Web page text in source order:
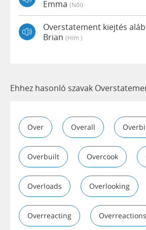
Emma (női)
Overstatement kiejtés
Brian (hím )
Ehhez hasonló szavak
Over Overall
Overbuilt Overcook
Overloads Overlooking
Overreacting Overreactions